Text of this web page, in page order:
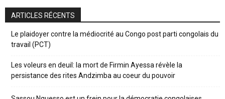
ARTICLES RÉCENTS
Le plaidoyer contre la médiocrité au Congo post parti congolais du
travail (PCT)
Les voleurs en deuil: la mort de Firmin Ayessa révèle la
persistance des rites Andzimba au coeur du pouvoir